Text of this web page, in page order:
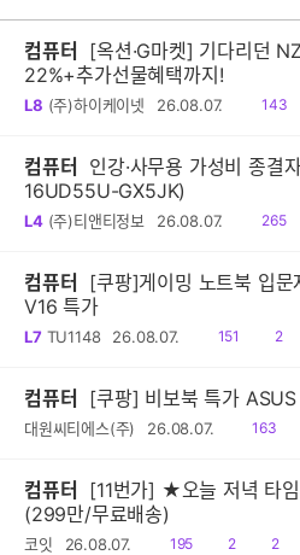
컴퓨터
[옥션·G마켓] 기다리던
22%+추가선물혜택까지!
L8 (주)하이케이넷 26.08.07.
읽
143
컴퓨터
인강·사무용 가성비 종결
16UD55U-GX5JK)
L4 (주)티앤티정보 26.08.07.
읽
265
컴퓨터
[쿠팡]게이밍 노트북 입
V16 특가
L7 TU1148 26.08.07.
읽
151
공
2
컴퓨터 [쿠팡] 비보북 특가
대원씨티에스(주) 26.08.07.
읽
163
컴퓨터
[11번가] ★오늘 저녁 타
(299만/무료배송)
코잇 26.08.07.
읽
195
공
2
댓
2